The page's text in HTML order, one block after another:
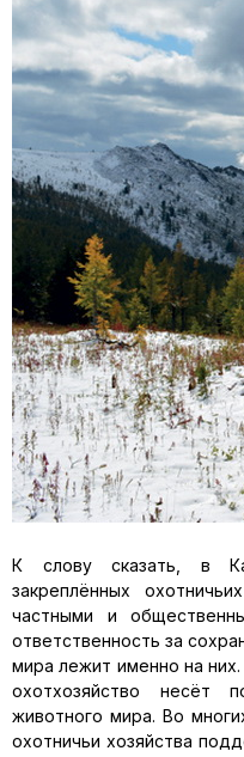
К слову сказать, в
закреплённых
частными и
ответственность за
мира лежит именно на
охотхозяйство несёт
животного мира. Во
охотничьи хозяйства